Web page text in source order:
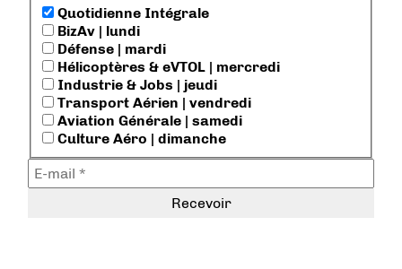
Quotidienne Intégrale
BizAv | lundi
Défense | mardi
Hélicoptères & eVTOL | mercredi
Industrie & Jobs | jeudi
Transport Aérien | vendredi
Aviation Générale | samedi
Culture Aéro | dimanche